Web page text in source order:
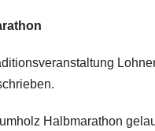
Halbmarathon